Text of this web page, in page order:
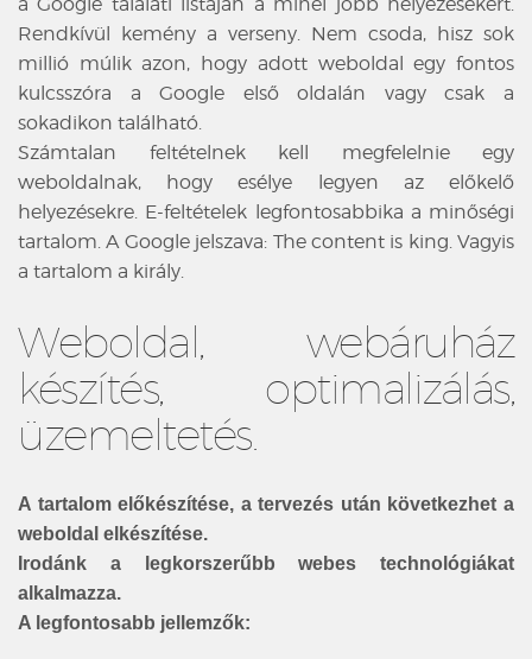
Rendkívül kemény a verseny. Nem csoda, hisz sok
millió múlik azon, hogy adott weboldal egy fontos
kulcsszóra a Google első oldalán vagy csak a
sokadikon található.
Számtalan feltételnek kell megfelelnie egy
weboldalnak, hogy esélye legyen az előkelő
helyezésekre. E-feltételek legfontosabbika a minőségi
tartalom. A Google jelszava: The content is king. Vagyis
a tartalom a király.
Weboldal, webáruház
készítés, optimalizálás,
üzemeltetés.
A tartalom előkészítése, a tervezés után következhet a
weboldal elkészítése.
Irodánk a legkorszerűbb webes technológiákat
alkalmazza.
A legfontosabb jellemzők: